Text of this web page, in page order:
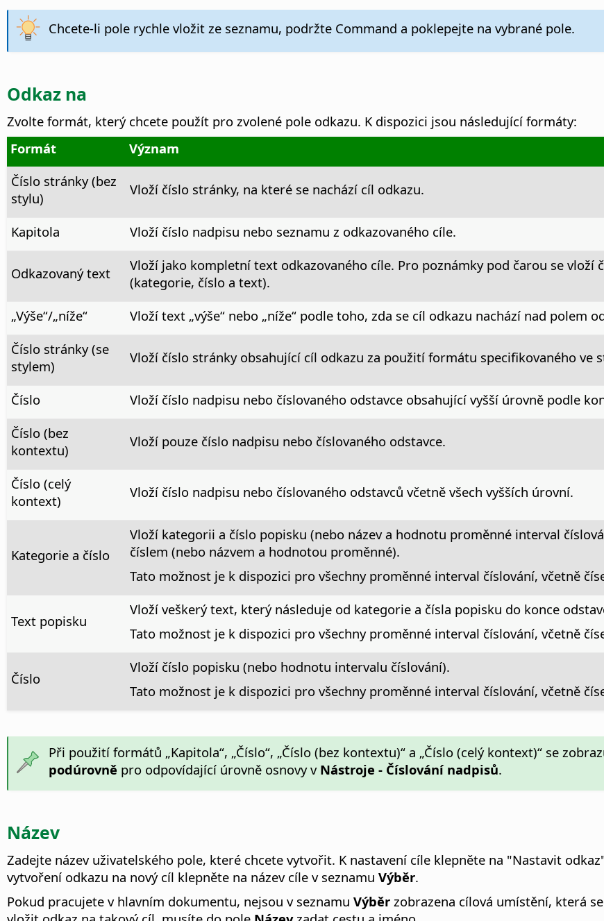
Chcete-li pole rychle vložit ze seznamu, podržte Command a poklepejte na vybrané pole.
Odkaz na
Zvolte formát, který chcete použít pro zvolené pole odkazu. K dispozici jsou následující formáty:
Formát
Význam
Číslo stránky (bez
stylu)
Vloží číslo stránky, na které se nachází cíl odkazu.
Kapitola Vloží číslo nadpisu nebo seznamu z odkazovaného cíle.
Odkazovaný text
Vloží jako kompletní text odkazovaného cíle. Pro poznámky pod čarou se
(kategorie, číslo a text).
„Výše“/„níže“
Vloží text „výše“ nebo „níže“ podle toho, zda se cíl odkazu nachází nad polem
Číslo stránky (se
stylem)
Vloží číslo stránky obsahující cíl odkazu za použití formátu specifikovaného ve
Číslo
Vloží číslo nadpisu nebo číslovaného odstavce obsahující vyšší úrovně podle
Číslo (bez
kontextu)
Vloží pouze číslo nadpisu nebo číslovaného odstavce.
Číslo (celý
kontext)
Vloží číslo nadpisu nebo číslovaného odstavců včetně všech vyšších úrovní.
Kategorie a číslo
Vloží kategorii a číslo popisku (nebo název a hodnotu proměnné interval
číslem (nebo názvem a hodnotou proměnné).
Tato možnost je k dispozici pro všechny proměnné interval číslování, včetně
Text popisku
Vloží veškerý text, který následuje od kategorie a čísla popisku do konce
Tato možnost je k dispozici pro všechny proměnné interval číslování, včetně
Číslo
Vloží číslo popisku (nebo hodnotu intervalu číslování).
Tato možnost je k dispozici pro všechny proměnné interval číslování, včetně
Při použití formátů „Kapitola“, „Číslo“, „Číslo (bez kontextu)“ a „Číslo (celý kontext)“ se
podúrovně pro odpovídající úrovně osnovy v Nástroje - Číslování nadpisů.
Název
Zadejte název uživatelského pole, které chcete vytvořit. K nastavení cíle klepněte na "Nastavit
vytvoření odkazu na nový cíl klepněte na název cíle v seznamu Výběr.
Pokud pracujete v hlavním dokumentu, nejsou v seznamu Výběr zobrazena cílová umístění, která